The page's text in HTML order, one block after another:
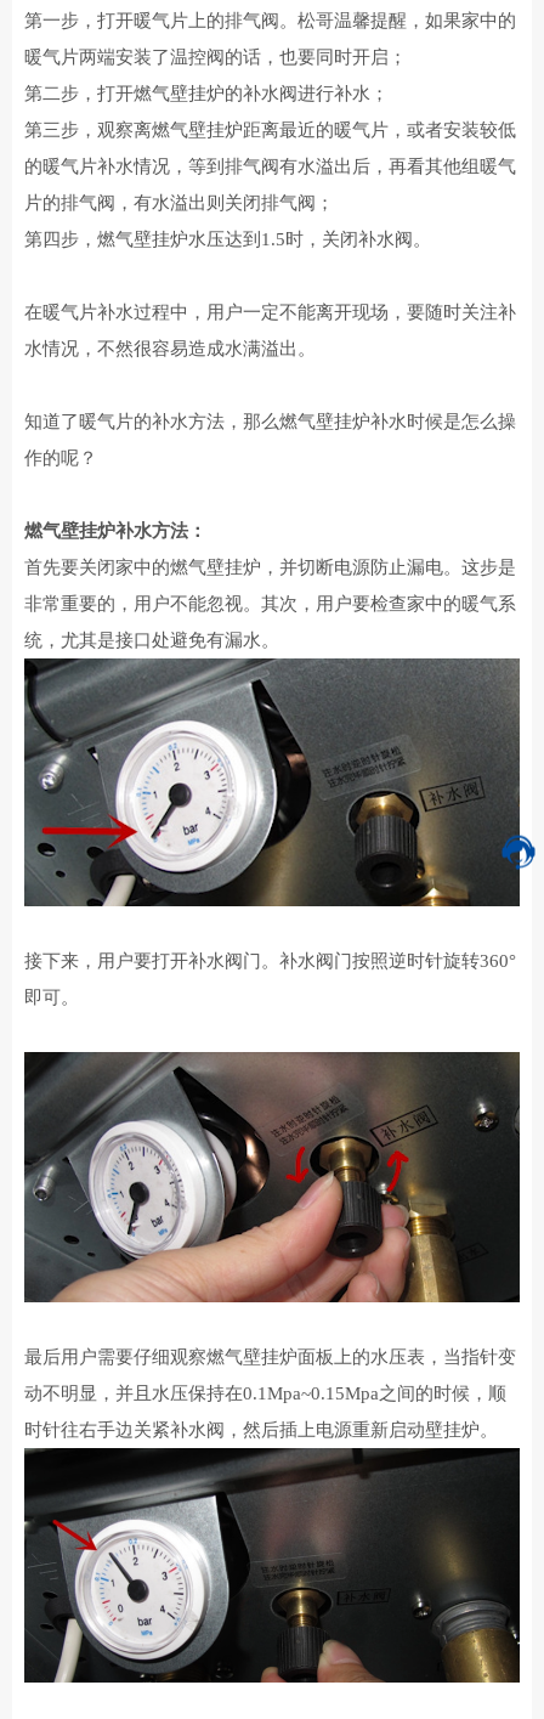
第一步，打开暖气片上的排气阀。松哥温馨提醒，如果家中的
暖气片两端安装了温控阀的话，也要同时开启；
第二步，打开燃气壁挂炉的补水阀进行补水；
第三步，观察离燃气壁挂炉距离最近的暖气片，或者安装较低
的暖气片补水情况，等到排气阀有水溢出后，再看其他组暖气
片的排气阀，有水溢出则关闭排气阀；
第四步，燃气壁挂炉水压达到1.5时，关闭补水阀。
在暖气片补水过程中，用户一定不能离开现场，要随时关注补
水情况，不然很容易造成水满溢出。
知道了暖气片的补水方法，那么燃气壁挂炉补水时候是怎么操
作的呢？
燃气壁挂炉补水方法：
首先要关闭家中的燃气壁挂炉，并切断电源防止漏电。这步是
非常重要的，用户不能忽视。其次，用户要检查家中的暖气系
统，尤其是接口处避免有漏水。
接下来，用户要打开补水阀门。补水阀门按照逆时针旋转360°
即可。
最后用户需要仔细观察燃气壁挂炉面板上的水压表，当指针变
动不明显，并且水压保持在0.1Mpa~0.15Mpa之间的时候， 顺
时针往右手边关紧补水阀，然后插上电源重新启动壁挂炉。